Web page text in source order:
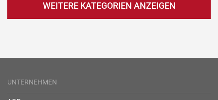
WEITERE KATEGORIEN ANZEIGEN
UNTERNEHMEN